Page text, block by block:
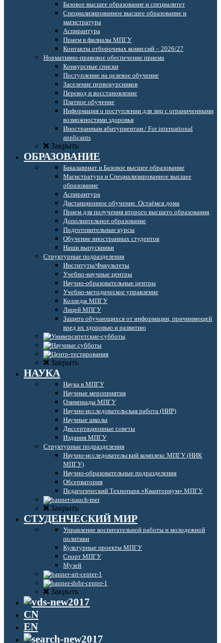
Базовое высшее образование и специалитет
Специализированное высшее образование и
магистратура
Аспирантура
Прием в филиалы МПГУ
Контакты отборочных комиссий – 2026/27
Нормативно-правовое обеспечение приема
Конкурсные списки
Поступление на целевое обучение
Заселение первокурсников
Перевод и восстановление
Платное обучение
Информация о поступлении для лиц с ограниченными
возможностями здоровья
Иностранным абитуриентам / For international
applicants
Закрыть
ОБРАЗОВАНИЕ
Бакалавриат и Базовое высшее образование
Магистратура и Специализированное высшее
образование
Аспирантура
Дистанционное обучение. Остаёмся дома
Прием для получения второго высшего образования
Дополнительное образование
Подготовительные курсы
Обучение иностранных студентов
Наши выпускники
Структурные подразделения
Институты/Факультеты
Учебно-научные центры
Научно-образовательные центры
Учебно-методическое управление
Колледж МПГУ
Лицей МПГУ
Защита обучающихся от информации, причиняющей
вред их здоровью и развитию
Закрыть
НАУКА
Наука в МПГУ
Научные мероприятия
Олимпиады МПГУ
Научно-исследовательская работа (НИР)
Научные школы
Диссертационные советы
Издания МПГУ
Структурные подразделения
Научно-исследовательский комплекс МПГУ (НИК
МПГУ)
Научно-образовательные подразделения
Обсерватория
Педагогический Технопарк «Кванториум» МПГУ
Закрыть
СТУДЕНЧЕСКИЙ МИР
Управление воспитательной работы и молодежной
политики
Культурные проекты МПГУ
Спорт МПГУ
Музей
Закрыть
CN
EN